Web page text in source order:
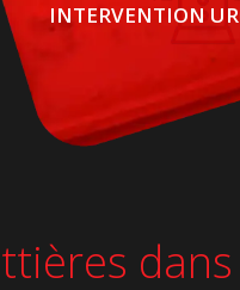
INTERVENTION